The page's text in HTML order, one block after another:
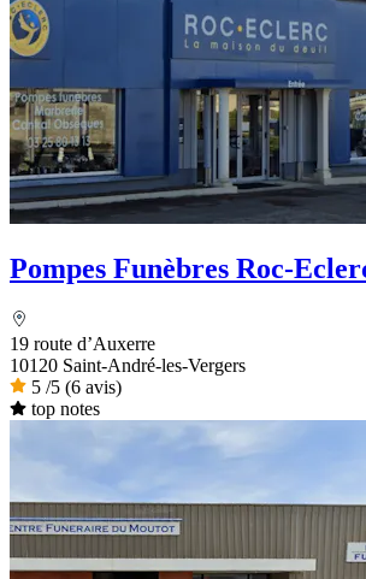
Pompes Funèbres Roc-
19 route d’Auxerre
10120 Saint-André-les-Vergers
5 /5 (6 avis)
top notes